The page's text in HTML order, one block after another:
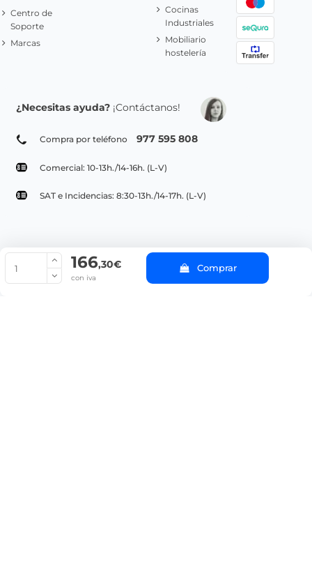
166,30€
con iva
Comprar
Centro de
Soporte
Marcas
Cocinas
Industriales
Mobiliario
hostelería
¿Necesitas ayuda? ¡Contáctanos!
Compra por teléfono 977 595 808
Comercial: 10-13h./14-16h. (L-V)
SAT e Incidencias: 8:30-13h./14-17h. (L-V)
© Copyright 2022 PepeBar.com |
Aviso legal y
Condiciones generales de compra |